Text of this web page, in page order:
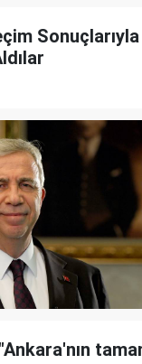
Sonuçlarıyla